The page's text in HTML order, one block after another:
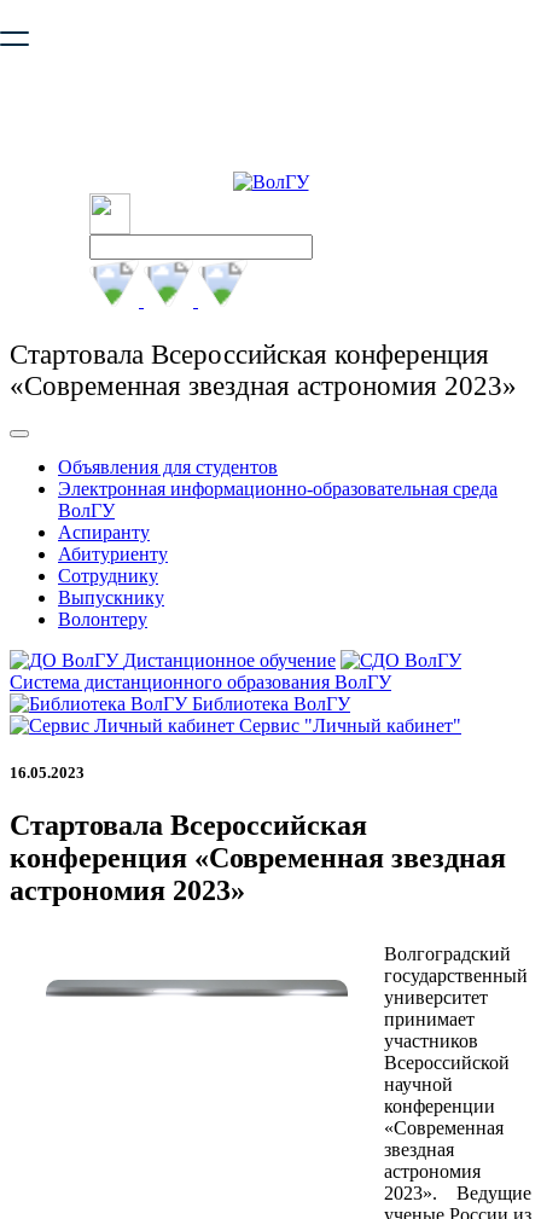
безопасную работу с сайтом. Пожалуйста
Стартовала Всероссийская конференция
«Современная звездная астрономия 2023»
Объявления для студентов
Электронная информационно-образовательная среда
ВолГУ
Аспиранту
Абитуриенту
Сотруднику
Выпускнику
Волонтеру
Дистанционное обучение
Система дистанционного образования ВолГУ
Библиотека ВолГУ
Сервис "Личный кабинет"
16.05.2023
Стартовала Всероссийская
конференция «Современная звездная
астрономия 2023»
Волгоградский
государственный
университет
принимает
участников
Всероссийской
научной
конференции
«Современная
звездная
астрономия
2023». Ведущие